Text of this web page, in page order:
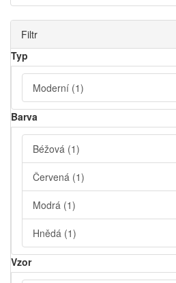
Filtr
Typ
Moderní (1)
Barva
Béžová (1)
Červená (1)
Modrá (1)
Hnědá (1)
Vzor